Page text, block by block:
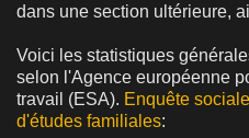
dans une section ultérieure,
Voici les statistiques
selon l'Agence européenne
travail (ESA). Enquête
d'études familiales: